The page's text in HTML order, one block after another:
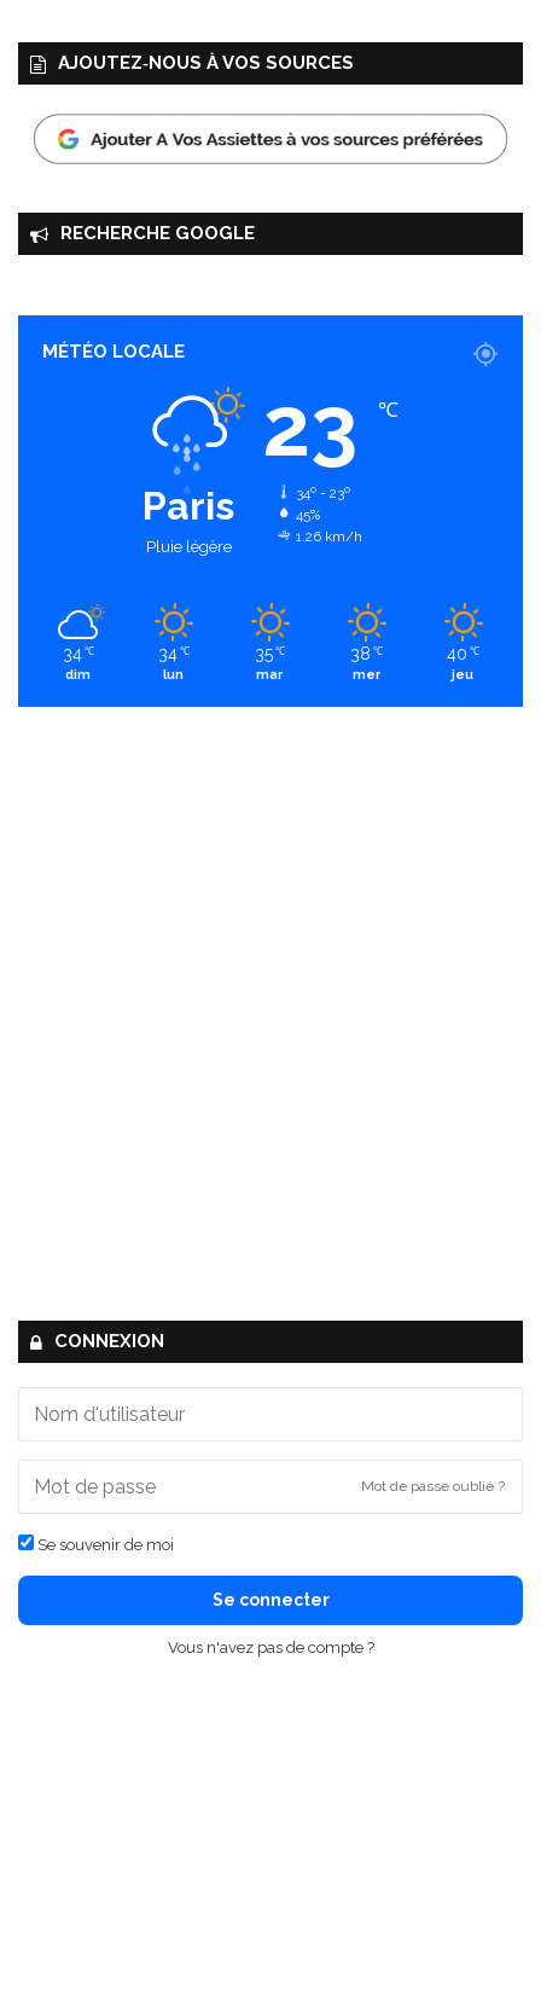
AJOUTEZ‑NOUS À VOS SOURCES
RECHERCHE GOOGLE
MÉTÉO LOCALE
Paris
Pluie légère
23 ℃
34º - 23º
45%
1.26 km/h
34 ℃
dim
34 ℃
lun
35 ℃
mar
38 ℃
mer
40 ℃
jeu
CONNEXION
Mot de passe oublié ?
Se souvenir de moi
Se connecter
Vous n'avez pas de compte ?